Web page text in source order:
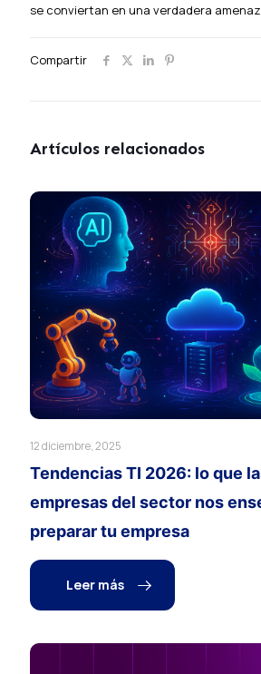
se conviertan en una verdadera
Compartir
Artículos relacionados
12 diciembre, 2025
Tendencias TI 2026: lo que
empresas del sector nos
preparar tu empresa
Leer más